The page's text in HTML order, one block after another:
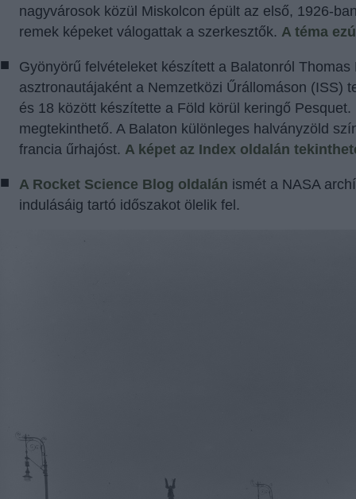
nagyvárosok közül Miskolcon épült az első, 1926-
remek képeket válogattak a szerkesztők. A téma
Gyönyörű felvételeket készített a Balatonról
asztronautájaként a Nemzetközi Űrállomáson (ISS)
és 18 között készítette a Föld körül keringő
megtekinthető. A Balaton különleges halványzöld
francia űrhajóst. A képet az Index oldalán
A Rocket Science Blog oldalán ismét a NASA
indulásáig tartó időszakot ölelik fel.